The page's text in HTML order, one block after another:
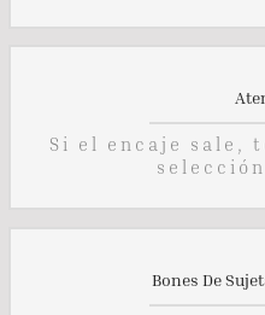
Si el encaje sale,
Bones De